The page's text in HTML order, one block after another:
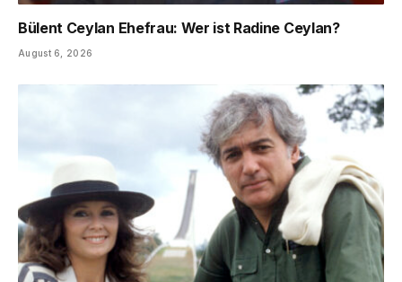
Bülent Ceylan Ehefrau: Wer ist Radine Ceylan?
August 6, 2026